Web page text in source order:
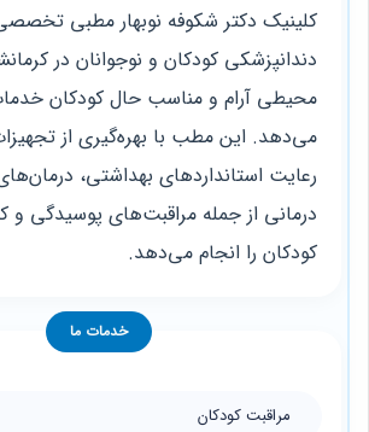
کلینیک دکتر شکوفه نوبهار مطبی
دندانپزشکی کودکان و نوجوانان در
محیطی آرام و مناسب حال کودکان
می‌دهد. این مطب با بهره‌گیری از
رعایت استانداردهای بهداشتی،
درمانی از جمله مراقبت‌های پوسیدگی و
کودکان را انجام می‌دهد.
خدمات ما
مراقبت کودکان